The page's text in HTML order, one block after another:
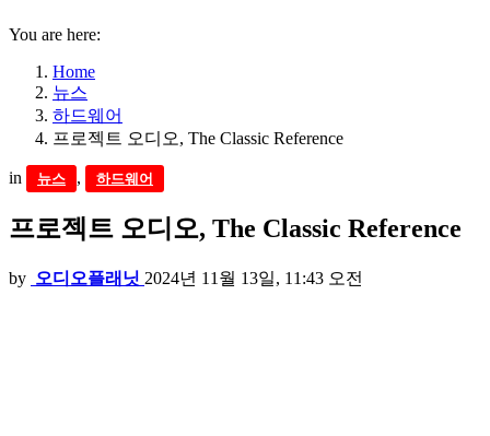
You are here:
Home
뉴스
하드웨어
프로젝트 오디오, The Classic Reference
in 뉴스 , 하드웨어
프로젝트 오디오, The Classic Reference
by 오디오플래닛 2024년 11월 13일, 11:43 오전